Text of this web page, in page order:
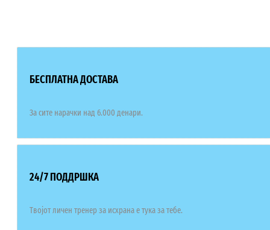
БЕСПЛАТНА ДОСТАВА
За сите нарачки над 6.000 денари.
24/7 ПОДДРШКА
Твојот личен тренер за исхрана е тука за тебе.